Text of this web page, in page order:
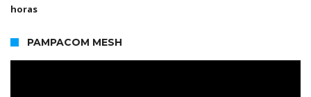
horas
PAMPACOM MESH